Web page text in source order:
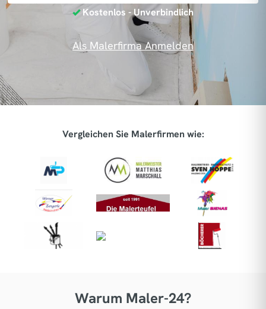
Kostenlos - Unverbindlich
Als Malerfirma Anmelden
Vergleichen Sie Malerfirmen wie:
Warum Maler-24?